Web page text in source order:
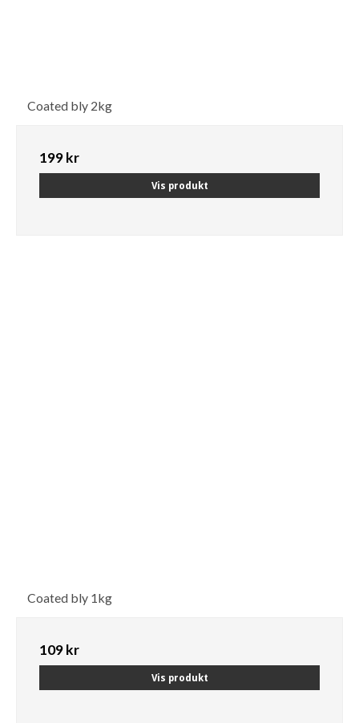
Coated bly 2kg
199 kr
Vis produkt
Coated bly 1kg
109 kr
Vis produkt